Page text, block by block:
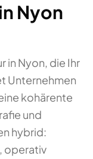
Nyon
in Nyon, die Ihr
Unternehmen
kohärente
und
hybrid:
operativ